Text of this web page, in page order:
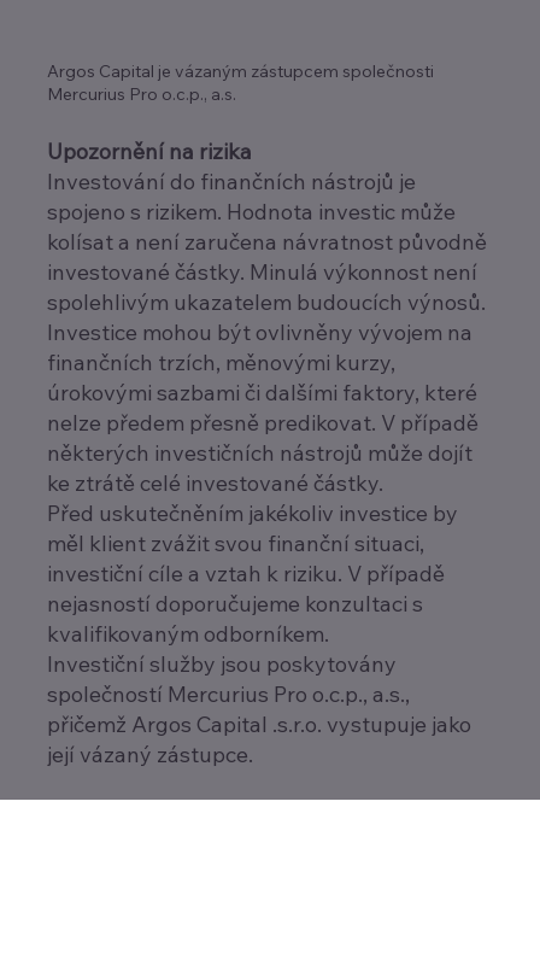
Argos Capital je vázaným zástupcem společnosti
Mercurius Pro o.c.p., a.s.
Upozornění na rizika
Investování do finančních nástrojů je
spojeno s rizikem. Hodnota investic může
kolísat a není zaručena návratnost původně
investované částky. Minulá výkonnost není
spolehlivým ukazatelem budoucích výnosů.
Investice mohou být ovlivněny vývojem na
finančních trzích, měnovými kurzy,
úrokovými sazbami či dalšími faktory, které
nelze předem přesně predikovat. V případě
některých investičních nástrojů může dojít
ke ztrátě celé investované částky.
Před uskutečněním jakékoliv investice by
měl klient zvážit svou finanční situaci,
investiční cíle a vztah k riziku. V případě
nejasností doporučujeme konzultaci s
kvalifikovaným odborníkem.
Investiční služby jsou poskytovány
společností Mercurius Pro o.c.p., a.s.,
přičemž Argos Capital .s.r.o. vystupuje jako
její vázaný zástupce.